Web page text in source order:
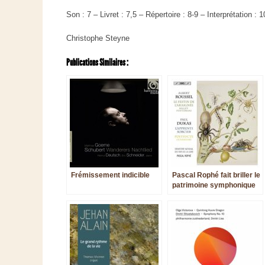
Son : 7 – Livret : 7,5 – Répertoire : 8-9 – Interprétation :
Christophe Steyne
Publications Similaires :
Frémissement indicible
Pascal Rophé fait briller le
patrimoine symphonique